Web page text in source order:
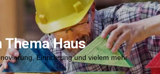
Haus
Einrichtung und vielem mehr